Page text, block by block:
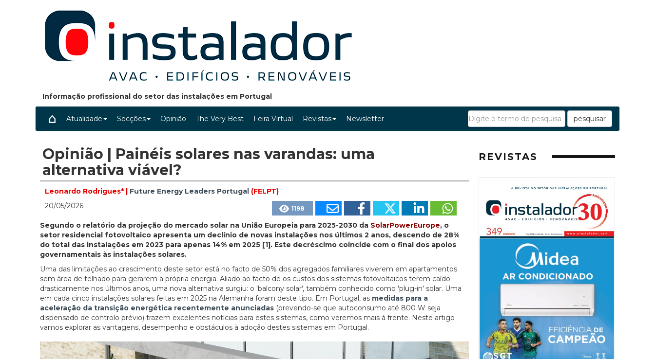
Informação profissional do setor das instalações em Portugal
Atualidade Secções Opinião The Very Best Feira Virtual Revistas Newsletter pesquisar
Opinião | Painéis solares nas varandas: uma
alternativa viável?
Leonardo Rodrigues* | Future Energy Leaders Portugal (FELPT)
20/05/2026
1198
Segundo o relatório da projeção do mercado solar na União Europeia para 2025-2030 da SolarPowerEurope, o
setor residencial fotovoltaico apresenta um declínio de novas instalações nos últimos 2 anos, descendo de 28%
do total das instalações em 2023 para apenas 14% em 2025 [1]. Este decréscimo coincide com o final dos apoios
governamentais às instalações solares.
Uma das limitações ao crescimento deste setor está no facto de 50% dos agregados familiares viverem em apartamentos
sem área de telhado para gerarem a própria energia. Aliado ao facto de os custos dos sistemas fotovoltaicos terem caído
drasticamente nos últimos anos, uma nova alternativa surgiu: o 'balcony solar', também conhecido como 'plug-in' solar. Uma
em cada cinco instalações solares feitas em 2025 na Alemanha foram deste tipo. Em Portugal, as medidas para a
aceleração da transição energética recentemente anunciadas (prevendo-se que autoconsumo até 800 W seja
dispensado de controlo prévio) trazem excelentes notícias para estes sistemas, como veremos mais à frente. Neste artigo
vamos explorar as vantagens, desempenho e obstáculos à adoção destes sistemas em Portugal.
REVISTAS